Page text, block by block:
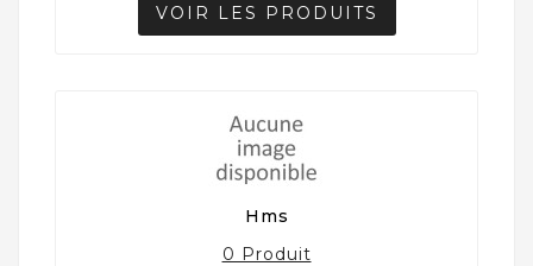
VOIR LES PRODUITS
Hms
0 Produit